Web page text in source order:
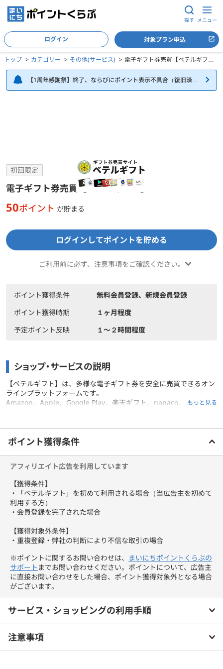
探す メニュー
ログイン 対象プラン申込
トップ カテゴリー その他(サービス)
電子ギフト券売買【ベテルギフ
【1周年感謝祭】終了、ならびにポイント表示不具合（復旧済
初回限定
電子ギフト券売買【ベテルギフト】
50ポイント が貯まる
ログインしてポイントを貯める
ご利用前に必ず、注意事項をご確認ください。
ポイント獲得条件
無料会員登録、新規会員登録
ポイント獲得時期
１ヶ月程度
予定ポイント反映
１〜２時間程度
ショップ・サービスの説明
【ベテルギフト】は、多様な電子ギフト券を安全に売買できるオン
ラインプラットフォームです。
Amazon、Apple、Google Play、楽天ギフト、nanaco、QUOカー
徴で、100万件以上の取引実績を持つ信頼性の高いサービスです。
システムとスタッフによる監視体制で、安心して利用できる電子ギ
もっと見る
ご利用前に必ずお読みください
ポイント獲得条件
アフィリエイト広告を利用しています
【獲得条件】
・「ベテルギフト」を初めて利用される場合（当広告主を初めて
利用する方）
・会員登録を完了された場合
【獲得対象外条件】
・重複登録・弊社の判断により不信な取引の場合
※ポイントに関するお問い合わせは、
まいにちポイントくらぶの
サポート までお問い合わせください。ポイントについて、広告主
に直接お問い合わせをした場合、ポイント獲得対象外となる場合
がございます。
サービス・ショッピングの利用手順
注意事項